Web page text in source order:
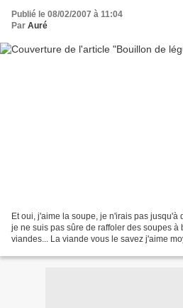
Publié le 08/02/2007 à 11:04
Par Auré
Et oui, j'aime la soupe, je n'irais pas jusqu'à
je ne suis pas sûre de raffoler des soupes à
viandes... La viande vous le savez j'aime